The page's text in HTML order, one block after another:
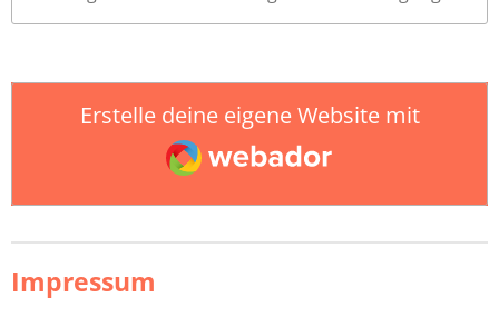
Erstelle deine eigene Website mit
Webador
Impressum